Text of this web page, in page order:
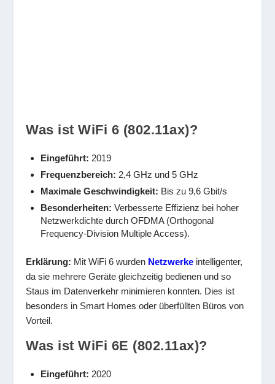
Was ist WiFi 6 (802.11ax)?
Eingeführt: 2019
Frequenzbereich: 2,4 GHz und 5 GHz
Maximale Geschwindigkeit: Bis zu 9,6 Gbit/s
Besonderheiten: Verbesserte Effizienz bei hoher
Netzwerkdichte durch OFDMA (Orthogonal
Frequency-Division Multiple Access).
Erklärung: Mit WiFi 6 wurden Netzwerke intelligenter,
da sie mehrere Geräte gleichzeitig bedienen und so
Staus im Datenverkehr minimieren konnten. Dies ist
besonders in Smart Homes oder überfüllten Büros von
Vorteil.
Was ist WiFi 6E (802.11ax)?
Eingeführt: 2020